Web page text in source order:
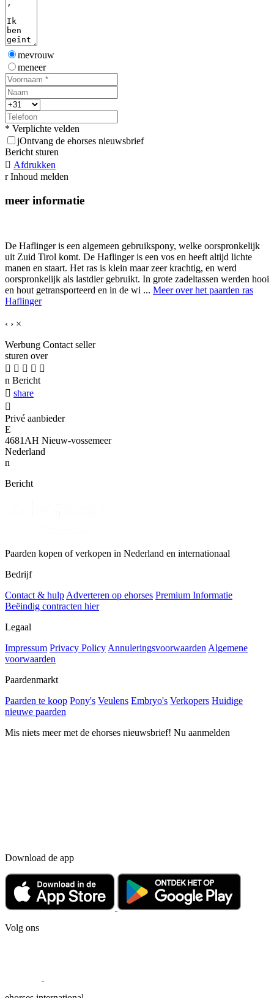
mevrouw
meneer
* Verplichte velden
jOntvang de ehorses nieuwsbrief
Bericht sturen
 Afdrukken
r Inhoud melden
meer informatie
De Haflinger is een algemeen gebruikspony, welke oorspronkelijk
uit Zuid Tirol komt. De Haflinger is een vos en heeft altijd lichte
manen en staart. Het ras is klein maar zeer krachtig, en werd
oorspronkelijk als lastdier gebruikt. In grote zadeltassen werden hooi
en hout getransporteerd en in de wi ... Meer over het paarden ras
Haflinger
‹ › ×
Werbung Contact seller
sturen over
    
n Bericht
 share

Privé aanbieder
E
4681AH Nieuw-vossemeer
Nederland
n
Bericht
Paarden kopen of verkopen in Nederland en internationaal
Bedrijf
Contact & hulp Adverteren op ehorses Premium Informatie
Beëindig contracten hier
Legaal
Impressum Privacy Policy Annuleringsvoorwaarden Algemene
voorwaarden
Paardenmarkt
Paarden te koop Pony's Veulens Embryo's Verkopers Huidige
nieuwe paarden
Mis niets meer met de ehorses nieuwsbrief! Nu aanmelden
Download de app
Volg ons